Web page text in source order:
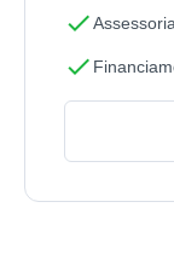
check
check